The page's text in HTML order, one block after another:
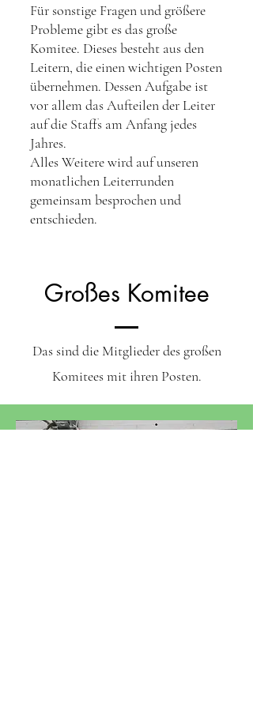
Für sonstige Fragen und größere
Probleme gibt es das große
Komitee. Dieses besteht aus den
Leitern, die einen wichtigen Posten
übernehmen. Dessen Aufgabe ist
vor allem das Aufteilen der Leiter
auf die Staffs am Anfang jedes
Jahres.
Alles Weitere wird auf unseren
monatlichen Leiterrunden
gemeinsam besprochen und
entschieden.
Großes Komitee
Das sind die Mitglieder des großen
Komitees mit ihren Posten.